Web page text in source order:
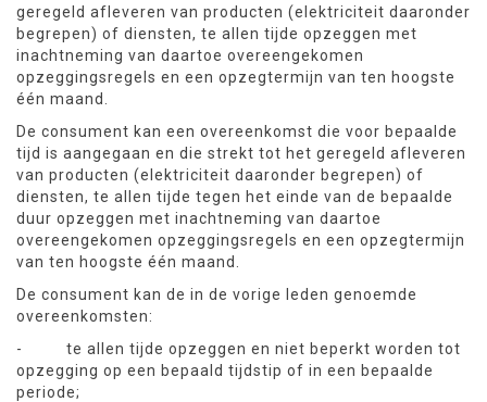
geregeld afleveren van producten (elektriciteit daaronder
begrepen) of diensten, te allen tijde opzeggen met
inachtneming van daartoe overeengekomen
opzeggingsregels en een opzegtermijn van ten hoogste
één maand.
De consument kan een overeenkomst die voor bepaalde
tijd is aangegaan en die strekt tot het geregeld afleveren
van producten (elektriciteit daaronder begrepen) of
diensten, te allen tijde tegen het einde van de bepaalde
duur opzeggen met inachtneming van daartoe
overeengekomen opzeggingsregels en een opzegtermijn
van ten hoogste één maand.
De consument kan de in de vorige leden genoemde
overeenkomsten:
- te allen tijde opzeggen en niet beperkt worden tot
opzegging op een bepaald tijdstip of in een bepaalde
periode;